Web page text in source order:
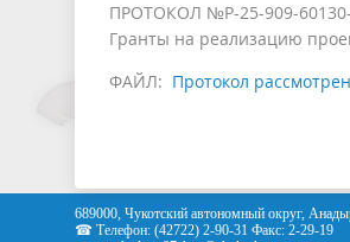
ПРОТОКОЛ №Р-25-909-60130-
Гранты на реализацию
ФАЙЛ: Протокол
689000, Чукотский автономный округ,
☎ Телефон: (42722) 2-90-31 Факс: 2-29-19